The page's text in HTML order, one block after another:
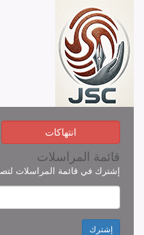
انتهاكات
قائمة المراسلات
إشترك في قائمة المراسلات
إشترك